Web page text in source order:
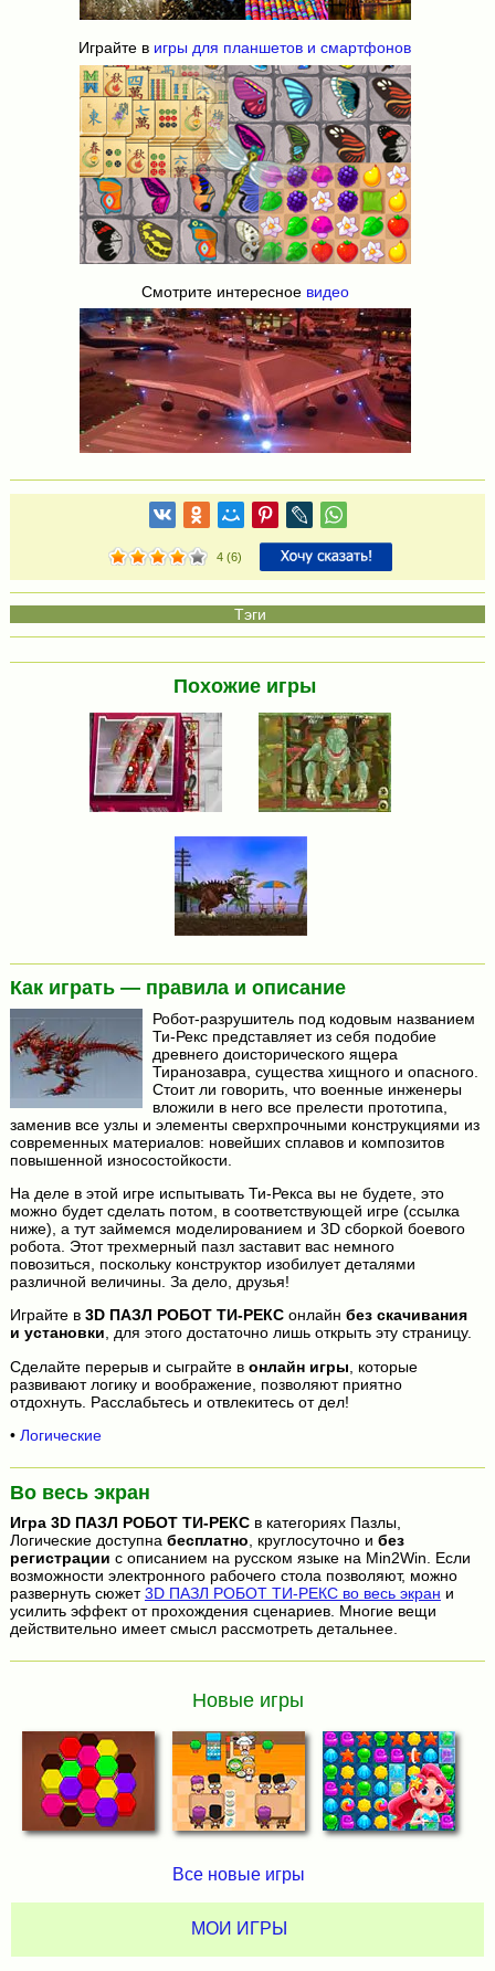
Играйте в игры для планшетов и смартфонов
Смотрите интересное видео
4 (6)
Похожие игры
Как играть — правила и описание
Робот-разрушитель под кодовым названием
Ти-Рекс представляет из себя подобие
древнего доисторического ящера
Тиранозавра, существа хищного и опасного.
Стоит ли говорить, что военные инженеры
вложили в него все прелести прототипа,
заменив все узлы и элементы сверхпрочными конструкциями из
современных материалов: новейших сплавов и композитов
повышенной износостойкости.
На деле в этой игре испытывать Ти-Рекса вы не будете, это
можно будет сделать потом, в соответствующей игре (ссылка
ниже), а тут займемся моделированием и 3D сборкой боевого
робота. Этот трехмерный пазл заставит вас немного
повозиться, поскольку конструктор изобилует деталями
различной величины. За дело, друзья!
Играйте в 3D ПАЗЛ РОБОТ ТИ-РЕКСонлайн без скачивания
и установки, для этого достаточно лишь открыть эту страницу.
Сделайте перерыв и сыграйте в онлайн игры , которые
развивают логику и воображение, позволяют приятно
отдохнуть. Расслабьтесь и отвлекитесь от дел!
• Логические
Во весь экран
Игра 3D ПАЗЛ РОБОТ ТИ-РЕКСв категориях Пазлы,
Логические доступна бесплатно , круглосуточно и без
регистрации с описанием на русском языке на Min2Win. Если
возможности электронного рабочего стола позволяют, можно
развернуть сюжет3D ПАЗЛ РОБОТ ТИ-РЕКС во весь экран и
усилить эффект от прохождения сценариев. Многие вещи
действительно имеет смысл рассмотреть детальнее.
Новые игры
Все новые игры
МОИ ИГРЫ